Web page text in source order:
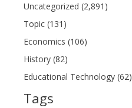
Uncategorized (2,891)
Topic (131)
Economics (106)
History (82)
Educational Technology (62)
Tags